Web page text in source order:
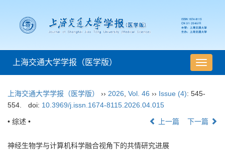
导
航
换
上海交通大学学报（医学版）
上海交通大学学报（医学版） ›› 2026 Vol. 46 ›› Issue (4): 545-
554.
doi: 10.3969/j.issn.1674-8115.2026.04.015
• 综述 • 上一篇 下一篇
神经生物学与计算机科学融合视角下的共情研究进展